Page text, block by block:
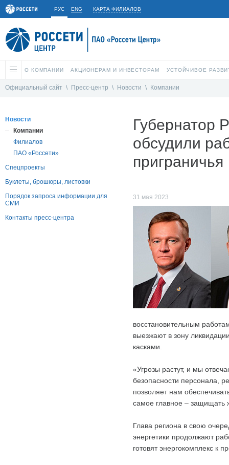
РУС ENG КАРТА ФИЛИАЛОВ
О КОМПАНИИ АКЦИОНЕРАМ И ИНВЕСТОРАМ УСТОЙЧИВОЕ
Официальный сайт \ Пресс-центр \ Новости \ Компании
Новости
Компании
Филиалов
ПАО «Россети»
Спецпроекты
Буклеты, брошюры, листовки
Порядок запроса информации для
СМИ
Контакты пресс-центра
Губернатор
обсудили
приграничья
31 мая 2023
восстановительным
выезжают в зону
касками.
«Угрозы растут, и мы
безопасности персонала,
позволяет нам
самое главное – защищать
Глава региона в свою
энергетики продолжают
готовят энергокомплекс к